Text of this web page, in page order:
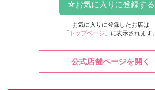
お気に入りに登録したお店は
「 トップページ 」に表示されます。
公式店舗ページを開く